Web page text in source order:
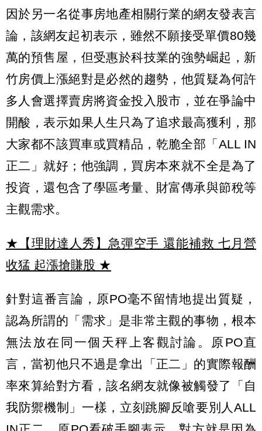
因於另一名從事房地產相關行業的網友發表言
論，該網友起初表示，雖然不願接受單價80幾
萬的預售屋，但受惠於科技業的強勢崛起，新
竹房價上漲絕對是必然的趨勢，他質疑為何許
多人會選擇賣房將資金投入股市，並在爭論中
開酸，表示如果人生只為了追求最高獲利，那
大家都不該買車或買精品，乾脆全部「ALL IN
正二」就好；他強調，買房本來就不全是為了
投資，還包含了學區考量、財富傳承與節稅等
主觀需求。
★【理財達人秀】急彈空手 還能補救 七月營
收猛 起漲搶賺股 ★
針對這番言論，原PO毫不留情地提出質疑，
認為所謂的「需求」是非常主觀的事物，根本
無法放在同一個天秤上客觀討論。原PO直
言，當初他只不過是拿出「正二」的實際報酬
率來算給對方看，該名網友就像被觸發了「自
我防禦機制」一樣，立刻跳腳反嗆要別人ALL